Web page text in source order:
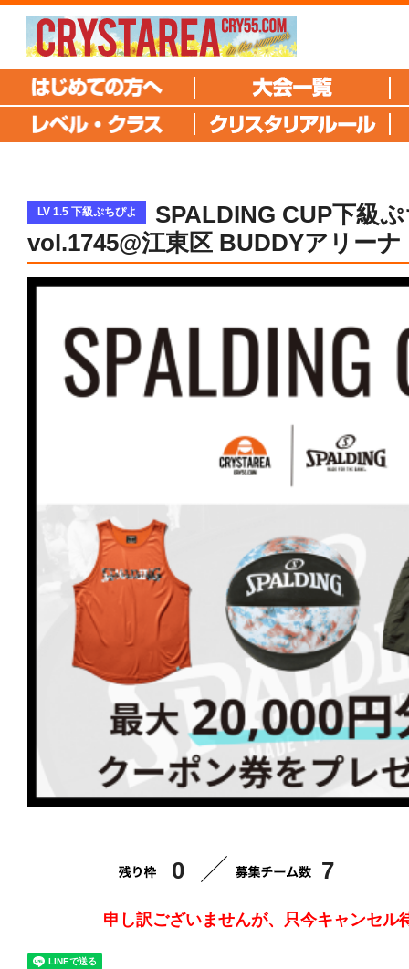
LV 1.5 下級ぷちぴよ
SPALDING CUP下級
vol.1745@江東区 BUDDYアリーナ
0 7
申し訳ございませんが、只今キャンセル